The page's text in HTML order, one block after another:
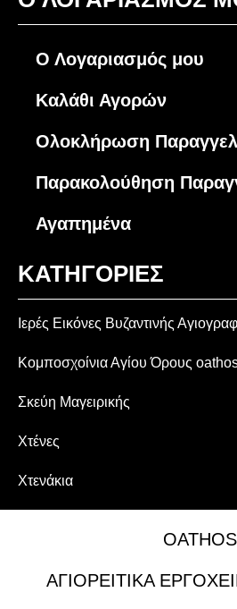
Ο Λογαριασμός μου
Καλάθι Αγορών
Ολοκλήρωση
Παρακολούθηση
Αγαπημένα
ΚΑΤΗΓΟΡΙΕΣ
Ιερές Εικόνες Βυζαντινής
Κομποσχοίνια Αγίου Όρους
Σκεύη Μαγειρικής
Χτένες
Χτενάκια
OATHOS
ΑΓΙΟΡΕΙΤΙΚΑ